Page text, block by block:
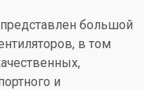
большой
в том
и